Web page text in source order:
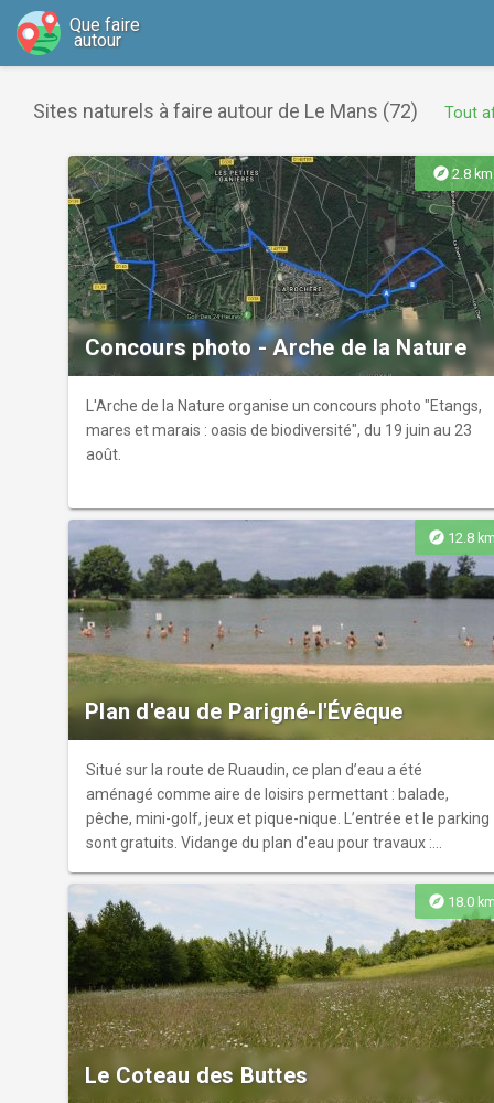
Que faire
autour
Sites naturels à faire autour de Le Mans (72) Tout
explore2.8 km
Concours photo - Arche de la Nature
L'Arche de la Nature organise un concours photo "Etangs,
mares et marais : oasis de biodiversité", du 19 juin au 23
août.
explore 12.8 km
Plan d'eau de Parigné-l'Évêque
Situé sur la route de Ruaudin, ce plan d’eau a été
aménagé comme aire de loisirs permettant : balade,
pêche, mini-golf, jeux et pique-nique. L’entrée et le parking
sont gratuits. Vidange du plan d'eau pour travaux :
explore 18.0 km
Le Coteau des Buttes